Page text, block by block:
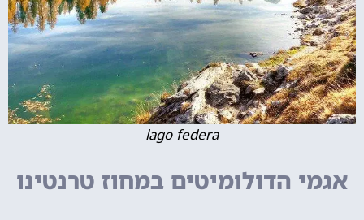
lago federa
אגמי הדולומיטים במחוז טרנטינו